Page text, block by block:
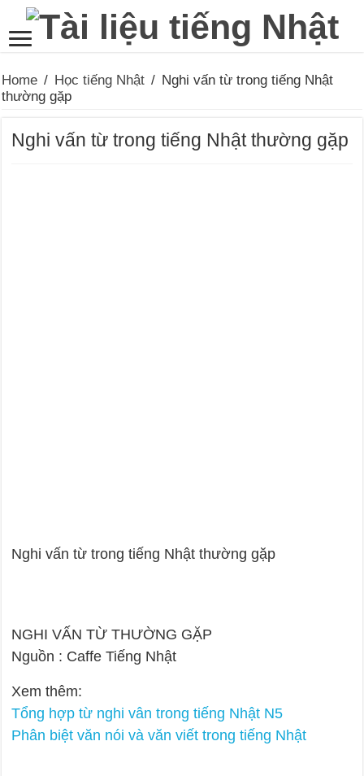
Home / Học tiếng Nhật / Nghi vấn từ trong tiếng Nhật
thường gặp
Nghi vấn từ trong tiếng Nhật thường gặp
Nghi vấn từ trong tiếng Nhật thường gặp
NGHI VẤN TỪ THƯỜNG GẶP
Nguồn : Caffe Tiếng Nhật
Xem thêm:
Tổng hợp từ nghi vân trong tiếng Nhật N5
Phân biệt văn nói và văn viết trong tiếng Nhật